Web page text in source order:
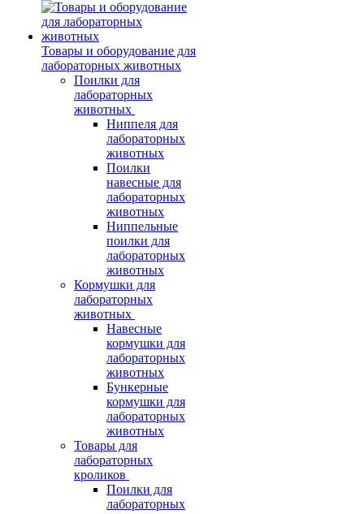
Товары и оборудование для
лабораторных животных
Поилки для
лабораторных
животных
Ниппеля для
лабораторных
животных
Поилки
навесные для
лабораторных
животных
Ниппельные
поилки для
лабораторных
животных
Кормушки для
лабораторных
животных
Навесные
кормушки для
лабораторных
животных
Бункерные
кормушки для
лабораторных
животных
Товары для
лабораторных
кроликов
Поилки для
лабораторных